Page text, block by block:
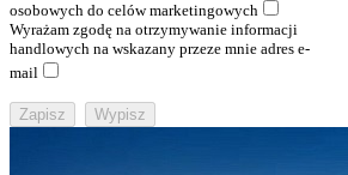
osobowych do celów marketingowych
Wyrażam zgodę na otrzymywanie informacji
handlowych na wskazany przeze mnie adres e-
mail